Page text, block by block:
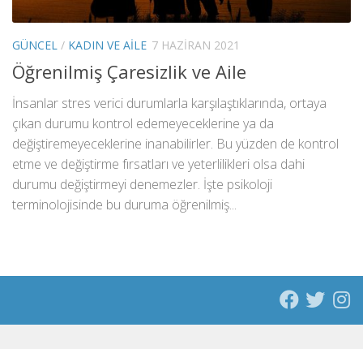
GÜNCEL / KADIN VE AILE 7 HAZIRAN 2021
Öğrenilmiş Çaresizlik ve Aile
İnsanlar stres verici durumlarla karşılaştıklarında, ortaya
çıkan durumu kontrol edemeyeceklerine ya da
değiştiremeyeceklerine inanabilirler. Bu yüzden de kontrol
etme ve değiştirme fırsatları ve yeterlilikleri olsa dahi
durumu değiştirmeyi denemezler. İşte psikoloji
terminolojisinde bu duruma öğrenilmiş...